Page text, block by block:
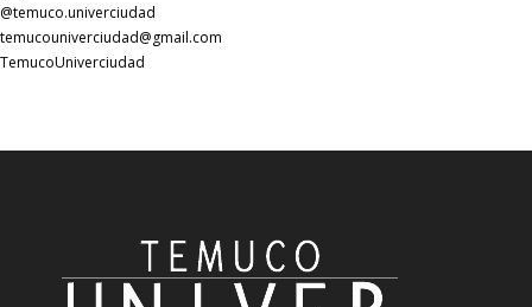
@temuco.univerciudad
temucouniverciudad@gmail.com
TemucoUniverciudad